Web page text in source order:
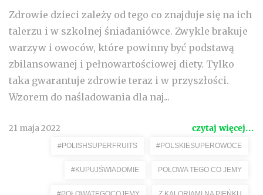
Zdrowie dzieci zależy od tego co znajduje się na ich
talerzu i w szkolnej śniadaniówce. Zwykle brakuje
warzyw i owoców, które powinny być podstawą
zbilansowanej i pełnowartościowej diety. Tylko
taka gwarantuje zdrowie teraz i w przyszłości.
Wzorem do naśladowania dla naj...
21 maja 2022 czytaj więcej...
#POLISHSUPERFRUITS #POLSKIESUPEROWOCE
#KUPUJŚWIADOMIE POŁOWA TEGO CO JEMY